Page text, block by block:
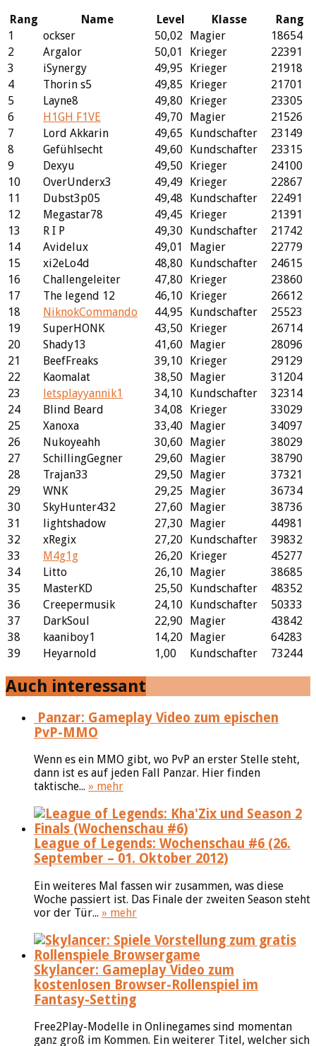
Rang
Name Level Klasse
Rang
1
ockser 50,02 Magier
18654
2
Argalor 50,01 Krieger
22391
3
iSynergy 49,95 Krieger
21918
4
Thorin s5 49,85 Krieger
21701
5
Layne8 49,80 Krieger
23305
6
H1GH F1VE 49,70 Magier
21526
7
Lord Akkarin 49,65 Kundschafter
23149
8
Gefühlsecht 49,60 Kundschafter
23315
9
Dexyu 49,50 Krieger
24100
10
OverUnderx3 49,49 Krieger
22867
11
Dubst3p05 49,48 Kundschafter
22491
12
Megastar78 49,45 Krieger
21391
13
R I P 49,30 Kundschafter
21742
14
Avidelux 49,01 Magier
22779
15
xi2eLo4d 48,80 Kundschafter
24615
16
Challengeleiter 47,80 Krieger
23860
17
The legend 12 46,10 Krieger
26612
18
NiknokCommando 44,95 Kundschafter
25523
19
SuperHONK 43,50 Krieger
26714
20
Shady13 41,60 Magier
28096
21
BeefFreaks 39,10 Krieger
29129
22
Kaomalat 38,50 Magier
31204
23
letsplayyannik1 34,10 Kundschafter
32314
24
Blind Beard 34,08 Krieger
33029
25
Xanoxa 33,40 Magier
34097
26
Nukoyeahh 30,60 Magier
38029
27
SchillingGegner 29,60 Magier
38790
28
Trajan33 29,50 Magier
37321
29
WNK 29,25 Magier
36734
30
SkyHunter432 27,60 Magier
38736
31
lightshadow 27,30 Magier
44981
32
xRegix 27,20 Kundschafter
39832
33
M4g1g 26,20 Krieger
45277
34
Litto 26,10 Magier
38685
35
MasterKD 25,50 Kundschafter
48352
36
Creepermusik 24,10 Kundschafter
50333
37
DarkSoul 22,90 Magier
43842
38
kaaniboy1 14,20 Magier
64283
39
Heyarnold 1,00 Kundschafter 73244
Auch interessant
Panzar: Gameplay Video zum epischen
PvP-MMO
Wenn es ein MMO gibt, wo PvP an erster Stelle steht,
dann ist es auf jeden Fall Panzar. Hier finden
taktische... » mehr
League of Legends: Wochenschau #6 (26.
September – 01. Oktober 2012)
Ein weiteres Mal fassen wir zusammen, was diese
Woche passiert ist. Das Finale der zweiten Season steht
vor der Tür... » mehr
Skylancer: Gameplay Video zum
kostenlosen Browser-Rollenspiel im
Fantasy-Setting
Free2Play-Modelle in Onlinegames sind momentan
ganz groß im Kommen. Ein weiterer Titel, welcher sich